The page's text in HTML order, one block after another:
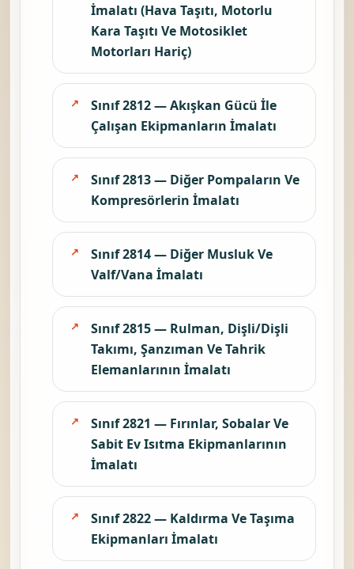
İmalatı (Hava Taşıtı, Motorlu
Kara Taşıtı Ve Motosiklet
Motorları Hariç)
Sınıf 2812 — Akışkan Gücü İle
Çalışan Ekipmanların İmalatı
Sınıf 2813 — Diğer Pompaların Ve
Kompresörlerin İmalatı
Sınıf 2814 — Diğer Musluk Ve
Valf/Vana İmalatı
Sınıf 2815 — Rulman, Dişli/Dişli
Takımı, Şanzıman Ve Tahrik
Elemanlarının İmalatı
Sınıf 2821 — Fırınlar, Sobalar Ve
Sabit Ev Isıtma Ekipmanlarının
İmalatı
Sınıf 2822 — Kaldırma Ve Taşıma
Ekipmanları İmalatı